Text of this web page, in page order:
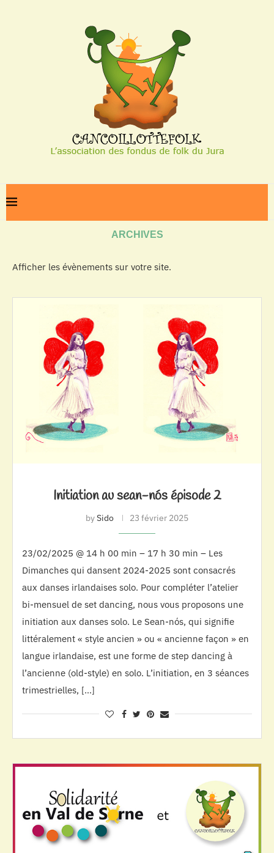
ARCHIVES
Afficher les évènements sur votre site.
Initiation au sean-nós épisode 2
bySido 23 février 2025
23/02/2025 @ 14 h 00 min – 17 h 30 min – Les
Dimanches qui dansent 2024-2025 sont consacrés
aux danses irlandaises solo. Pour compléter l’atelier
bi-mensuel de set dancing, nous vous proposons une
initiation aux danses solo. Le Sean-nós, qui signifie
littéralement « style ancien » ou « ancienne façon » en
langue irlandaise, est une forme de step dancing à
l’ancienne (old-style) en solo. L’initiation, en 3 séances
trimestrielles, […]